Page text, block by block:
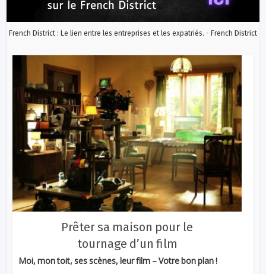
French District : Le lien entre les entreprises et les expatriés. - French District
Prêter sa maison pour le
tournage d’un film
Moi, mon toit, ses scènes, leur film – Votre bon plan !